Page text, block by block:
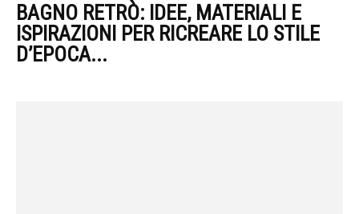
BAGNO RETRÒ: IDEE, MATERIALI E
ISPIRAZIONI PER RICREARE LO STILE
D’EPOCA...